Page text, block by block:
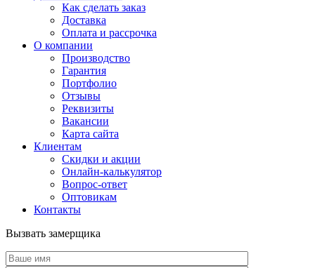
Как сделать заказ
Доставка
Оплата и рассрочка
О компании
Производство
Гарантия
Портфолио
Отзывы
Реквизиты
Вакансии
Карта сайта
Клиентам
Скидки и акции
Онлайн-калькулятор
Вопрос-ответ
Оптовикам
Контакты
Вызвать замерщика